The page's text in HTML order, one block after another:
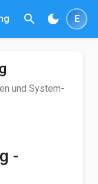
search dark_mode E
und System-
-